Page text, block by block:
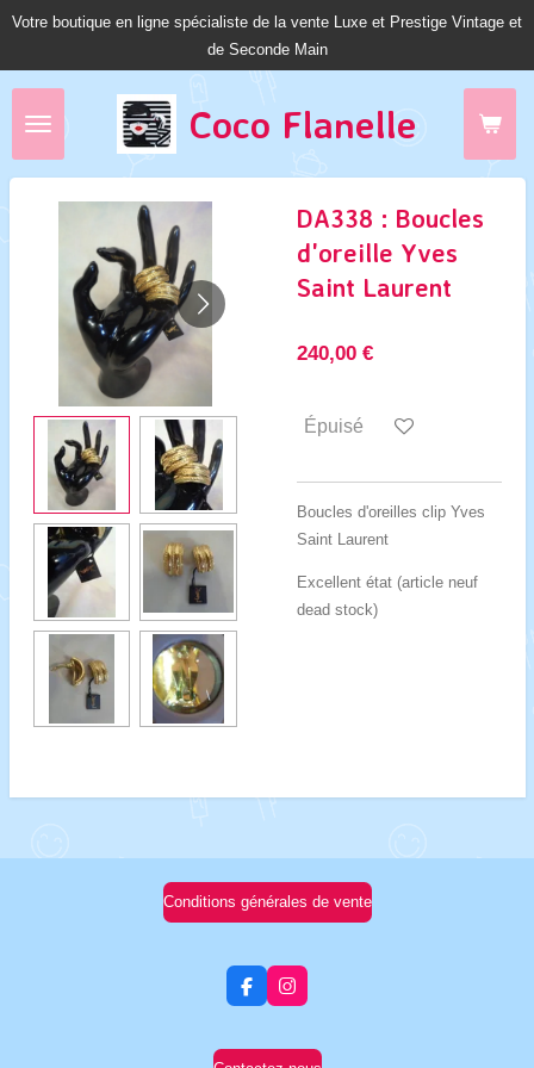
Passer
Coco Flanelle
Votre boutique en ligne spécialiste de la vente Luxe et Prestige Vintage et
de Seconde Main
DA338 : Boucles
d'oreille Yves
Saint Laurent
240,00 €
Épuisé
Boucles d'oreilles clip Yves
Saint Laurent
Excellent état (article neuf
dead stock)
Conditions générales de vente
F
a
e
b
I
n
t
a